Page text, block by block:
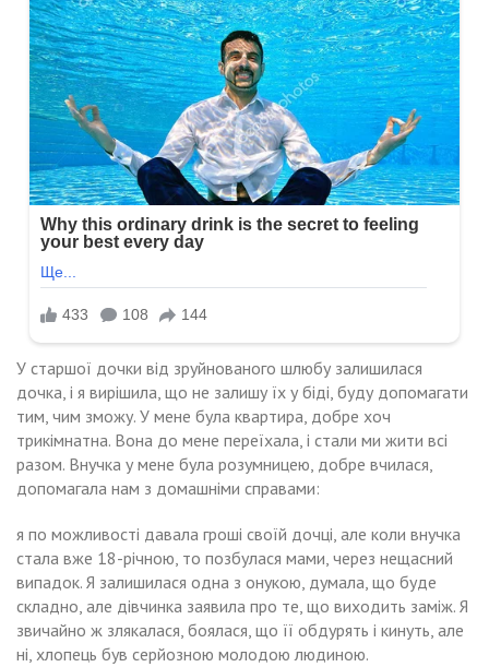
У старшої дочки від зруйнованого шлюбу залишилася
дочка, і я вирішила, що не залишу їх у біді, буду допомагати
тим, чим зможу. У мене була квартира, добре хоч
трикімнатна. Вона до мене переїхала, і стали ми жити всі
разом. Внучка у мене була розумницею, добре вчилася,
допомагала нам з домашніми справами:
я по можливості давала гроші своїй дочці, але коли внучка
стала вже 18-річною, то позбулася мами, через нещасний
випадок. Я залишилася одна з онукою, думала, що буде
складно, але дівчинка заявила про те, що виходить заміж. Я
звичайно ж злякалася, боялася, що її обдурять і кинуть, але
ні, хлопець був серйозною молодою людиною.